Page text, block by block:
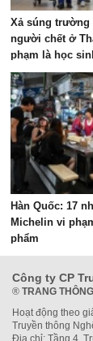
Xả súng trường
người chết ở
phạm là học
Hàn Quốc: 17
Michelin vi
phẩm
Công ty CP
® TRANG
Hoạt động theo
Truyền thông
Địa chỉ: Tầng 4,